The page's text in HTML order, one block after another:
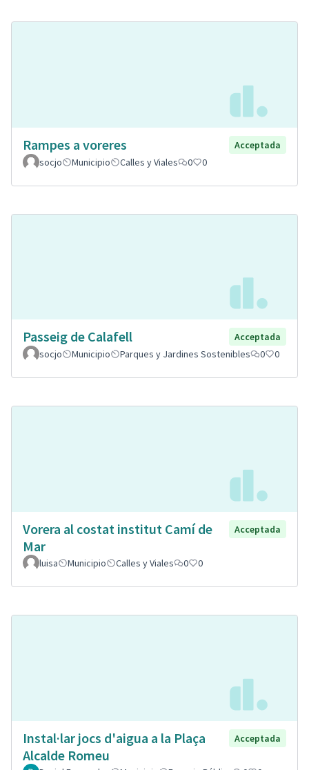
Rampes a voreres
Acceptada
socjo
Municipio Calles y Viales 0 0
Passeig de Calafell
Acceptada
socjo
Municipio Parques y Jardines Sostenibles 0 0
Vorera al costat institut Camí de
Mar
Acceptada
luisa Municipio Calles y Viales 0 0
Instal·lar jocs d'aigua a la Plaça
Alcalde Romeu
Acceptada